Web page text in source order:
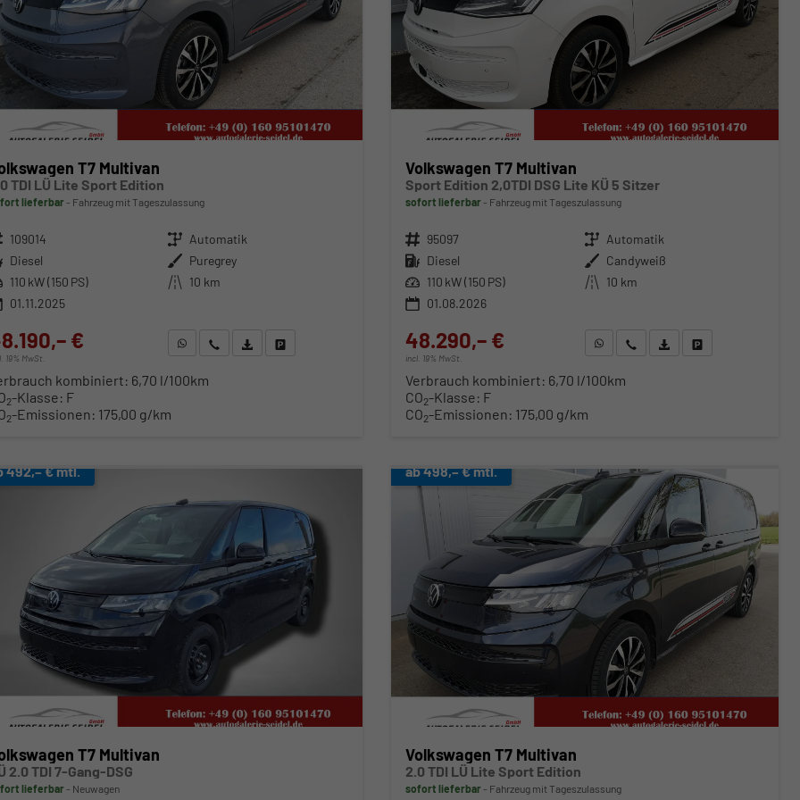
T7 Multivan
TDI LÜ Lite Sport Edition
lieferbar Fahrzeug mit Tageszulassung
109014 Getriebe Automatik
Diesel Außenfarbe Puregrey
110 kW (150 PS) Kilometerstand 10 km
01.11.2025
€
19% MwSt.
WhatsApp anfragen
Wir rufen Sie anFahrzeugexposé (PDF)
kombiniert: 6,70 l/100km
2-Klasse: F
2-Emissionen: 175,00 g/km
Volkswagen T7 Multivan
Sport Edition 2,0TDI DSG Lite KÜ 5 Sitzer
sofort lieferbar Fahrzeug mit Tageszulassung
Fahrzeugnr. 95097 Getriebe Automatik
Kraftstoff Diesel Außenfarbe Candyweiß
Leistung 110 kW (150 PS) Kilometerstand 10 km
01.08.2026
48.290,– €
incl. 19% MwSt.
WhatsApp anfragen
Wir rufen Sie anFahrzeugexposé (PDF)
Fahrzeug parken
Verbrauch kombiniert: 6,70 l/100km
CO2-Klasse: F
CO2-Emissionen: 175,00 g/km
492,– € mtl.
T7 Multivan
2.0 TDI 7-Gang-DSG
lieferbar Neuwagen
ab 498,– € mtl.
Volkswagen T7 Multivan
2.0 TDI LÜ Lite Sport Edition
sofort lieferbar Fahrzeug mit Tageszulassung